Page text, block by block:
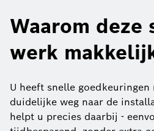
Waarom deze
werk
U heeft snelle goedkeuringen
duidelijke weg naar de
helpt u precies daarbij -